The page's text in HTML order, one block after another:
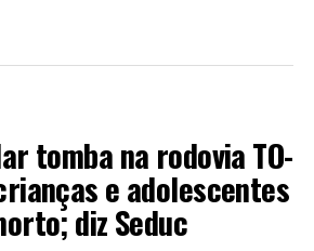
tomba na rodovia TO-
e adolescentes
diz Seduc